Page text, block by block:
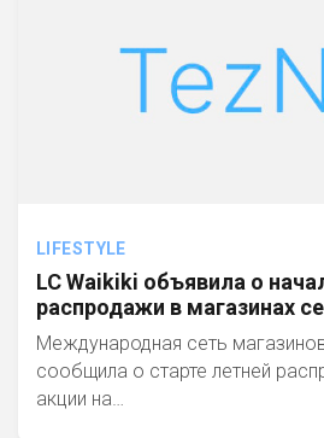
LIFESTYLE
LC Waikiki объявила о
распродажи в магазинах
Международная сеть
сообщила о старте летней
акции на…